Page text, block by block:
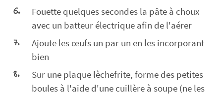
Fouette quelques secondes la pâte à choux
avec un batteur électrique afin de l'aérer
Ajoute les œufs un par un en les incorporant
bien
Sur une plaque lèchefrite, forme des petites
boules à l'aide d'une cuillère à soupe (ne les